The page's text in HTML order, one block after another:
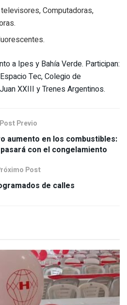
Computadoras,
a Ipes y Bahía Verde. Participan:
Tec, Colegio de
XXIII y Trenes Argentinos.
Post Previo
aumento en los combustibles:
con el congelamiento
Post
de calles